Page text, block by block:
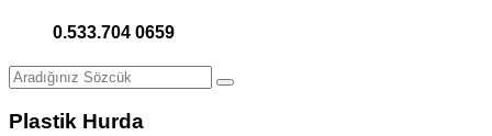
0.533.704 0659
Plastik Hurda